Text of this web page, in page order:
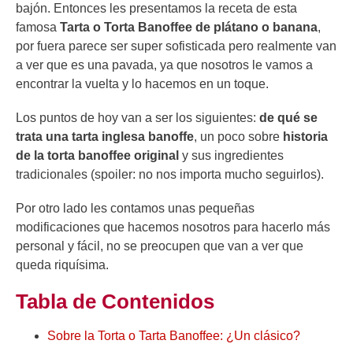
bajón. Entonces les presentamos la receta de esta
famosa Tarta o Torta Banoffee de plátano o banana,
por fuera parece ser super sofisticada pero realmente van
a ver que es una pavada, ya que nosotros le vamos a
encontrar la vuelta y lo hacemos en un toque.
Los puntos de hoy van a ser los siguientes: de qué se
trata una tarta inglesa banoffe, un poco sobre historia
de la torta banoffee original y sus ingredientes
tradicionales (spoiler: no nos importa mucho seguirlos).
Por otro lado les contamos unas pequeñas
modificaciones que hacemos nosotros para hacerlo más
personal y fácil, no se preocupen que van a ver que
queda riquísima.
Tabla de Contenidos
Sobre la Torta o Tarta Banoffee: ¿Un clásico?